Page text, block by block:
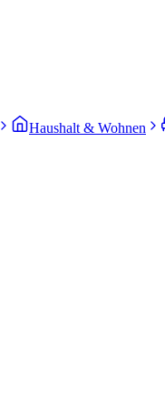
Haushalt & Wohnen